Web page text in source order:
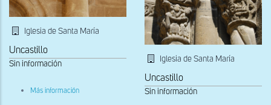
Iglesia de Santa María
Uncastillo
Sin información
Más información
Iglesia de Santa María
Uncastillo
Sin información